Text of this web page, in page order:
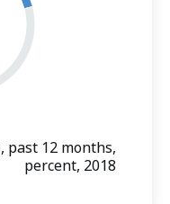
12 months,
percent, 2018